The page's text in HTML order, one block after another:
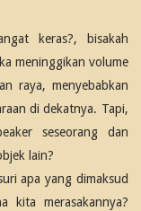
keras?, bisakah
meninggikan volume
raya, menyebabkan
di dekatnya. Tapi,
seseorang dan
lain?
apa yang dimaksud
kita merasakannya?